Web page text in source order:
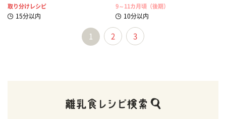
取り分けレシピ
15分以内
9～11カ月頃（後期）
10分以内
1 2 3